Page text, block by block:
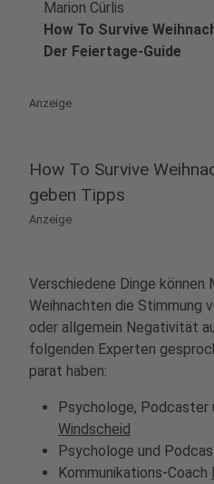
Marion Cürlis
How To Survive
Der Feiertage-Guide
Anzeige
How To Survive
geben Tipps
Anzeige
Verschiedene Dinge können
Weihnachten die Stimmung
oder allgemein Negativität
folgenden Experten
parat haben:
Psychologe, Podcaster
Windscheid
Psychologe und
Kommunikations-Coach